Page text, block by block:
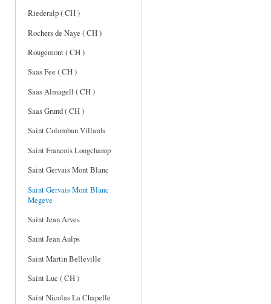
Riederalp ( CH )
Rochers de Naye ( CH )
Rougemont ( CH )
Saas Fee ( CH )
Saas Almagell ( CH )
Saas Grund ( CH )
Saint Colomban Villards
Saint Francois Longchamp
Saint Gervais Mont Blanc
Saint Gervais Mont Blanc
Megeve
Saint Jean Arves
Saint Jean Aulps
Saint Martin Belleville
Saint Luc ( CH )
Saint Nicolas La Chapelle